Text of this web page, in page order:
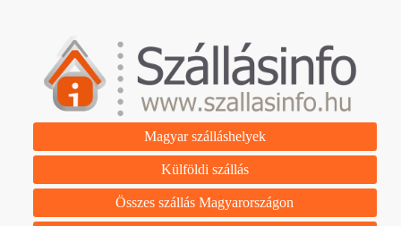
Magyar szálláshelyek
Külföldi szállás
Összes szállás Magyarországon